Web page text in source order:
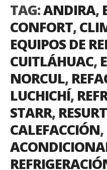
TAG:ANDIRA,
CONFORT,
EQUIPOS DE
CUITLÁHUAC,
NORCUL,
LUCHICHÍ,
STARR,
CALEFACCIÓN,